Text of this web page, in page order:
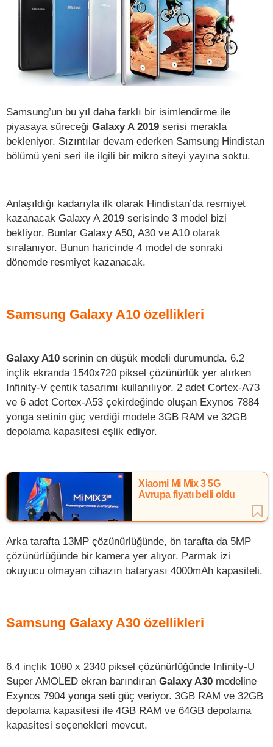
Samsung’un bu yıl daha farklı bir isimlendirme ile
piyasaya süreceği Galaxy A 2019 serisi merakla
bekleniyor. Sızıntılar devam ederken Samsung Hindistan
bölümü yeni seri ile ilgili bir mikro siteyi yayına soktu.
Anlaşıldığı kadarıyla ilk olarak Hindistan’da resmiyet
kazanacak Galaxy A 2019 serisinde 3 model bizi
bekliyor. Bunlar Galaxy A50, A30 ve A10 olarak
sıralanıyor. Bunun haricinde 4 model de sonraki
dönemde resmiyet kazanacak.
Samsung Galaxy A10 özellikleri
Galaxy A10 serinin en düşük modeli durumunda. 6.2
inçlik ekranda 1540x720 piksel çözünürlük yer alırken
Infinity-V çentik tasarımı kullanılıyor. 2 adet Cortex-A73
ve 6 adet Cortex-A53 çekirdeğinde oluşan Exynos 7884
yonga setinin güç verdiği modele 3GB RAM ve 32GB
depolama kapasitesi eşlik ediyor.
Xiaomi Mi Mix 3 5G
Avrupa fiyatı belli oldu
Arka tarafta 13MP çözünürlüğünde, ön tarafta da 5MP
çözünürlüğünde bir kamera yer alıyor. Parmak izi
okuyucu olmayan cihazın bataryası 4000mAh kapasiteli.
Samsung Galaxy A30 özellikleri
6.4 inçlik 1080 x 2340 piksel çözünürlüğünde Infinity-U
Super AMOLED ekran barındıran Galaxy A30 modeline
Exynos 7904 yonga seti güç veriyor. 3GB RAM ve 32GB
depolama kapasitesi ile 4GB RAM ve 64GB depolama
kapasitesi seçenekleri mevcut.